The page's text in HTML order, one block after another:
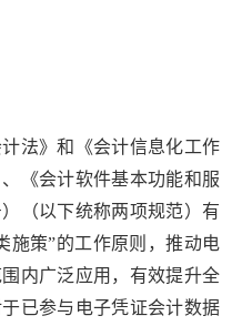
》和《会计信息化工作
、《会计软件基本功能和服
（以下统称两项规范）有
施策”的工作原则，推动电
内广泛应用，有效提升全
已参与电子凭证会计数据